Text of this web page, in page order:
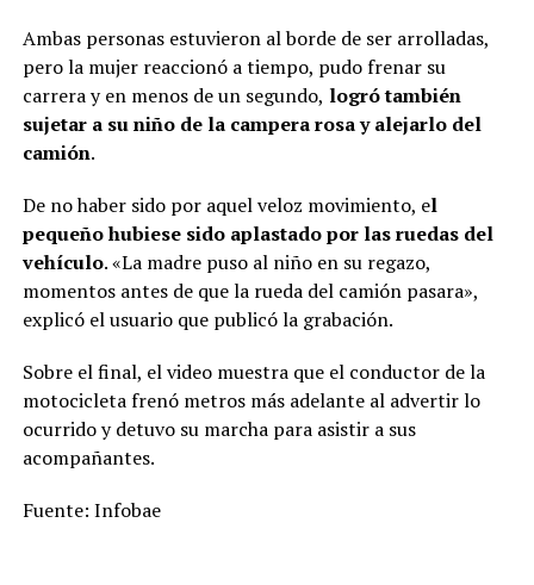
Ambas personas estuvieron al borde de ser arrolladas,
pero la mujer reaccionó a tiempo, pudo frenar su
carrera y en menos de un segundo, logró también
sujetar a su niño de la campera rosa y alejarlo del
camión.
De no haber sido por aquel veloz movimiento, el
pequeño hubiese sido aplastado por las ruedas del
vehículo. «La madre puso al niño en su regazo,
momentos antes de que la rueda del camión pasara»,
explicó el usuario que publicó la grabación.
Sobre el final, el video muestra que el conductor de la
motocicleta frenó metros más adelante al advertir lo
ocurrido y detuvo su marcha para asistir a sus
acompañantes.
Fuente: Infobae